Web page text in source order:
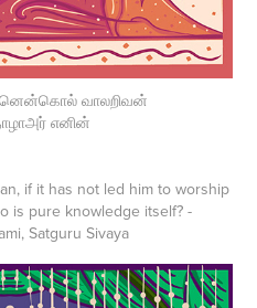
வாலறிவன்
எனின்
if it has not led him to worship
is pure knowledge itself? -
Satguru Sivaya